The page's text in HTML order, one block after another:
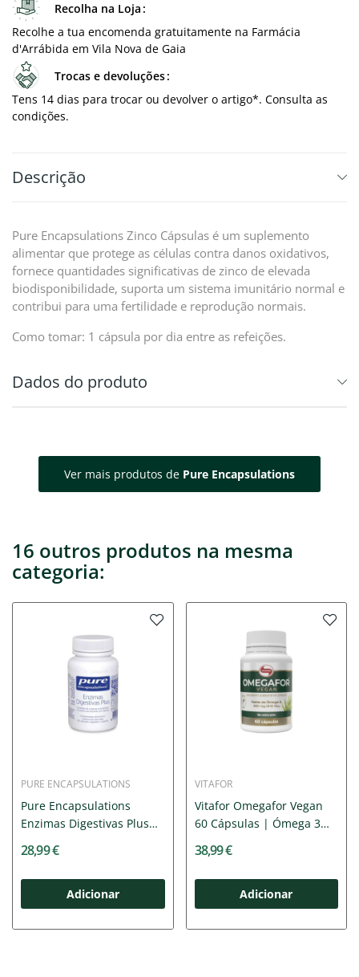
Recolha na Loja
Recolhe a tua encomenda gratuitamente na Farmácia
d'Arrábida em Vila Nova de Gaia
Trocas e devoluções
Tens 14 dias para trocar ou devolver o artigo*. Consulta as
condições.
Descrição
Pure Encapsulations Zinco Cápsulas é um suplemento
alimentar que protege as células contra danos oxidativos,
fornece quantidades significativas de zinco de elevada
biodisponibilidade, suporta um sistema imunitário normal e
contribui para uma fertilidade e reprodução normais.
Como tomar: 1 cápsula por dia entre as refeições.
Dados do produto
Ver mais produtos de Pure Encapsulations
16 outros produtos na mesma
categoria:
PURE ENCAPSULATIONS
Pure Encapsulations
Enzimas Digestivas Plus
28,99 €
Adicionar
VITAFOR
Vitafor Omegafor Vegan
60 Cápsulas | Ómega 3
38,99 €
Adicionar